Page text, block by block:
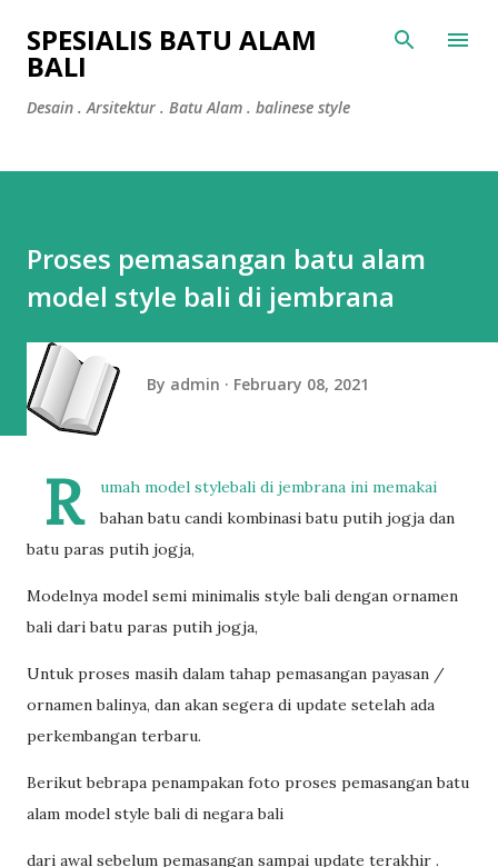
Skip to main content
SPESIALIS BATU ALAM
BALI
Desain . Arsitektur . Batu Alam . balinese style
Proses pemasangan batu alam
model style bali di jembrana
By admin February 08, 2021
R
umah model stylebali di jembrana ini memakai
bahan batu candi kombinasi batu putih jogja dan
batu paras putih jogja,
Modelnya model semi minimalis style bali dengan ornamen
bali dari batu paras putih jogja,
Untuk proses masih dalam tahap pemasangan payasan /
ornamen balinya, dan akan segera di update setelah ada
perkembangan terbaru.
Berikut bebrapa penampakan foto proses pemasangan batu
alam model style bali di negara bali
dari awal sebelum pemasangan sampai update terakhir .